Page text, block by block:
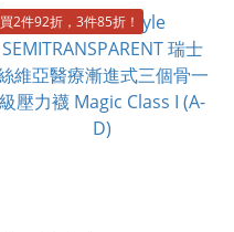
買2件92折，3件85折！